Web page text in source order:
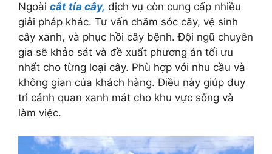
Ngoài cắt tỉa cây, dịch vụ còn cung cấp nhiều
giải pháp khác. Tư vấn chăm sóc cây, vệ sinh
cây xanh, và phục hồi cây bệnh. Đội ngũ chuyên
gia sẽ khảo sát và đề xuất phương án tối ưu
nhất cho từng loại cây. Phù hợp với nhu cầu và
không gian của khách hàng. Điều này giúp duy
trì cảnh quan xanh mát cho khu vực sống và
làm việc.